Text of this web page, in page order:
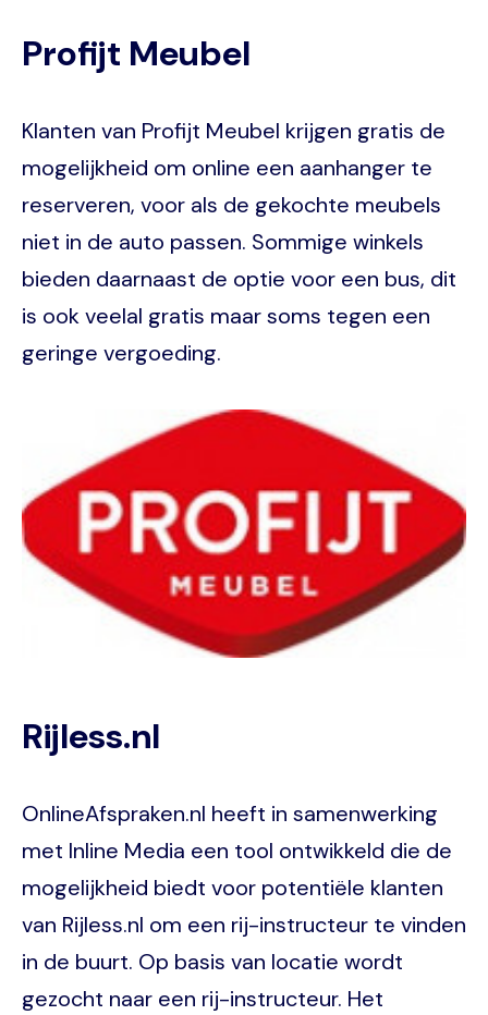
Profijt Meubel
Klanten van Profijt Meubel krijgen gratis de
mogelijkheid om online een aanhanger te
reserveren, voor als de gekochte meubels
niet in de auto passen. Sommige winkels
bieden daarnaast de optie voor een bus, dit
is ook veelal gratis maar soms tegen een
geringe vergoeding.
Rijless.nl
OnlineAfspraken.nl heeft in samenwerking
met Inline Media een tool ontwikkeld die de
mogelijkheid biedt voor potentiële klanten
van Rijless.nl om een rij-instructeur te vinden
in de buurt. Op basis van locatie wordt
gezocht naar een rij-instructeur. Het